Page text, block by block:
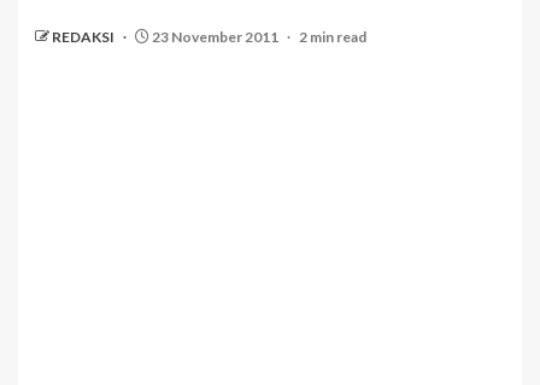
REDAKSI 23 November 2011 2 min read